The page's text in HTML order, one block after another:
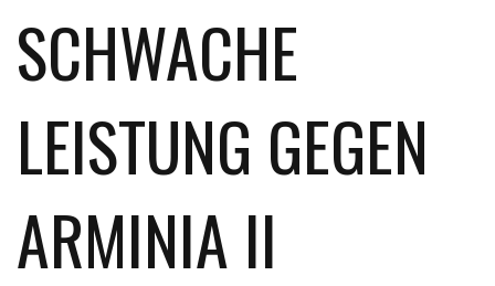
SCHWACHE
LEISTUNG GEGEN
ARMINIA II